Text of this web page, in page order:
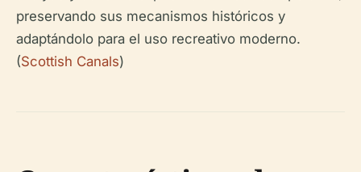
preservando sus mecanismos históricos y
adaptándolo para el uso recreativo moderno.
(Scottish Canals)